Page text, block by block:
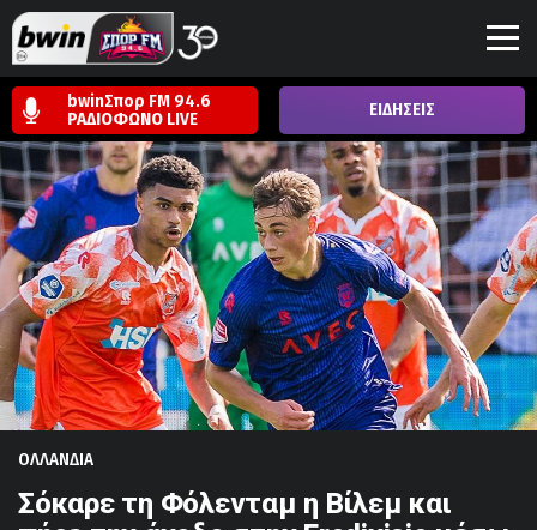
bwinΣπορ FM 94.6
ΡΑΔΙΟΦΩΝΟ LIVE ΕΙΔΗΣΕΙΣ
OΛΛΑΝΔΙΑ
Σόκαρε τη Φόλενταμ η Βίλεμ και